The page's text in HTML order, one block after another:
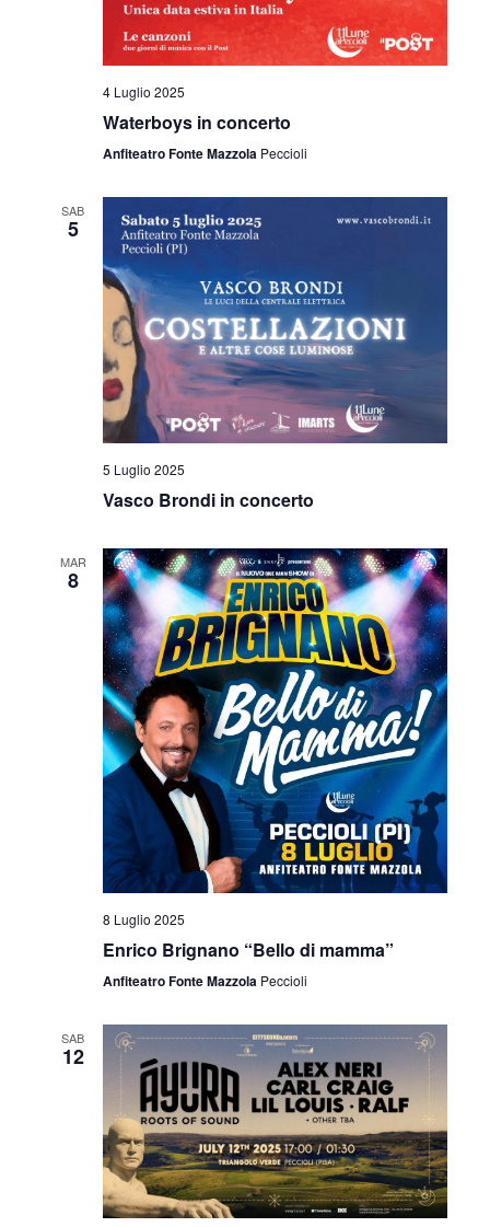
4 Luglio 2025
Waterboys in concerto
Anfiteatro Fonte Mazzola Peccioli
SAB
5
5 Luglio 2025
Vasco Brondi in concerto
MAR
8
8 Luglio 2025
Enrico Brignano “Bello di mamma”
Anfiteatro Fonte Mazzola Peccioli
SAB
12